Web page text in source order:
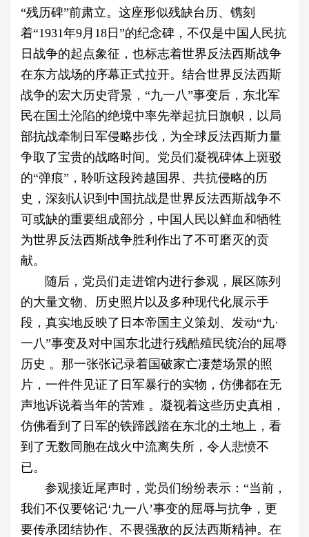
“残历碑”前肃立。这座形似残缺台历、镌刻
着“1931年9月18日”的纪念碑，不仅是中国人民抗
日战争的起点象征，也标志着世界反法西斯战争
在东方战场的序幕正式拉开。结合世界反法西斯
战争的宏大历史背景，“九一八”事变后，东北军
民在国土沦陷的绝境中率先举起抗日旗帜，以局
部抗战牵制日军侵略步伐，为全球反法西斯力量
争取了宝贵的战略时间。党员们凝视碑体上斑驳
的“弹痕”，聆听这段跨越国界、共抗侵略的历
史，深刻认识到中国抗战是世界反法西斯战争不
可或缺的重要组成部分，中国人民以鲜血和牺牲
为世界反法西斯战争胜利作出了不可磨灭的贡
献。
随后，党员们走进馆内进行参观，展区陈列
的大量文物、历史照片以及多种现代化展示手
段，真实地反映了日本帝国主义策划、发动“九·
一八”事变及对中国东北进行残酷殖民统治的屈辱
历史 。那一张张记录着国破家亡凄楚场景的照
片，一件件见证了日军暴行的实物，仿佛都在无
声地诉说着当年的苦难 。凝视着这些历史真相，
仿佛看到了日军的铁蹄践踏在东北的土地上，看
到了无数同胞在战火中流离失所，令人悲愤不
已。
参观接近尾声时，党员们纷纷表示：“当前，
我们不仅要铭记‘九一八’事变的屈辱与抗争，更
要传承团结协作、不畏强敌的反法西斯精神。在